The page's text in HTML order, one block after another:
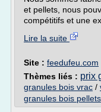
et pellets, nous
compétitifs et une
Lire la suite
Site : feedufeu.com
Thèmes liés : prix
granules bois vrac /
granules bois pellets